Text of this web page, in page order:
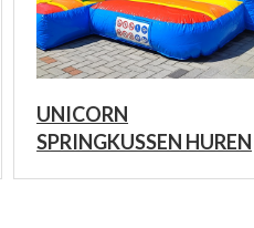
UNICORN
SPRINGKUSSEN HUREN